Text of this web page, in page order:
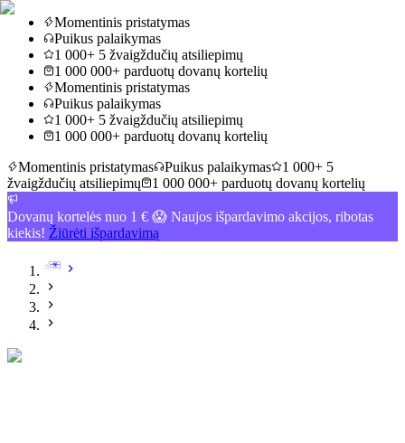
Momentinis pristatymas
Puikus palaikymas
1 000+ 5 žvaigždučių atsiliepimų
1 000 000+ parduotų dovanų kortelių
Momentinis pristatymas
Puikus palaikymas
1 000+ 5 žvaigždučių atsiliepimų
1 000 000+ parduotų dovanų kortelių
Momentinis pristatymas
Puikus palaikymas
1 000+ 5
žvaigždučių atsiliepimų
1 000 000+ parduotų dovanų kortelių
Dovanų kortelės nuo 1 € 😱 Naujos išpardavimo akcijos, ribotas
kiekis! Žiūrėti išpardavimą